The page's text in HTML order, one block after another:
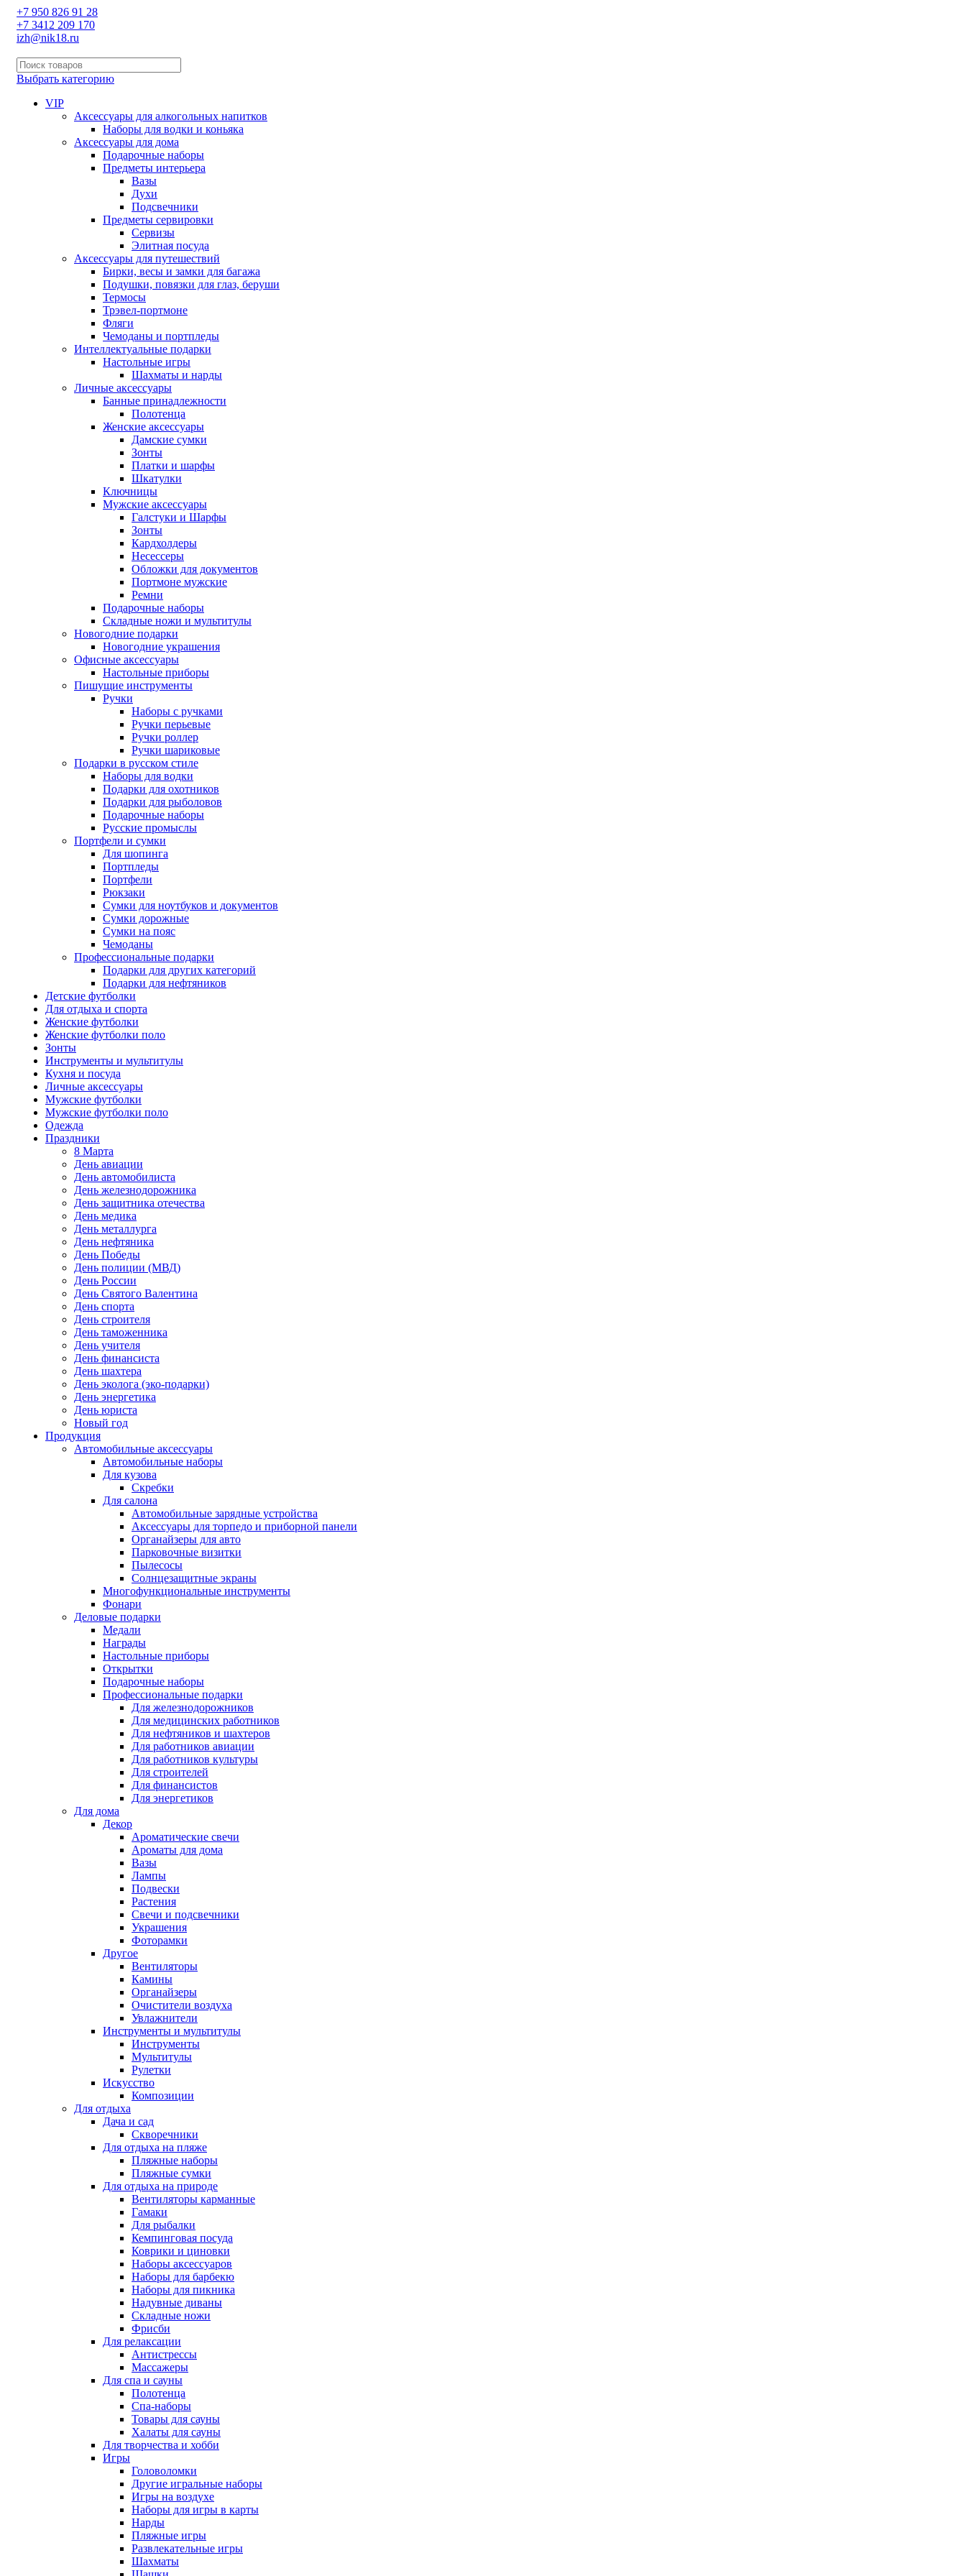
+7 950 826 91 28
+7 3412 209 170
izh@nik18.ru
Выбрать категорию
VIP
Аксессуары для алкогольных напитков
Наборы для водки и коньяка
Аксессуары для дома
Подарочные наборы
Предметы интерьера
Вазы
Духи
Подсвечники
Предметы сервировки
Сервизы
Элитная посуда
Аксессуары для путешествий
Бирки, весы и замки для багажа
Подушки, повязки для глаз, беруши
Термосы
Трэвел-портмоне
Фляги
Чемоданы и портпледы
Интеллектуальные подарки
Настольные игры
Шахматы и нарды
Личные аксессуары
Банные принадлежности
Полотенца
Женские аксессуары
Дамские сумки
Зонты
Платки и шарфы
Шкатулки
Ключницы
Мужские аксессуары
Галстуки и Шарфы
Зонты
Кардхолдеры
Несессеры
Обложки для документов
Портмоне мужские
Ремни
Подарочные наборы
Складные ножи и мультитулы
Новогодние подарки
Новогодние украшения
Офисные аксессуары
Настольные приборы
Пишущие инструменты
Ручки
Наборы с ручками
Ручки перьевые
Ручки роллер
Ручки шариковые
Подарки в русском стиле
Наборы для водки
Подарки для охотников
Подарки для рыболовов
Подарочные наборы
Русские промыслы
Портфели и сумки
Для шопинга
Портпледы
Портфели
Рюкзаки
Сумки для ноутбуков и документов
Сумки дорожные
Сумки на пояс
Чемоданы
Профессиональные подарки
Подарки для других категорий
Подарки для нефтяников
Детские футболки
Для отдыха и спорта
Женские футболки
Женские футболки поло
Зонты
Инструменты и мультитулы
Кухня и посуда
Личные аксессуары
Мужские футболки
Мужские футболки поло
Одежда
Праздники
8 Марта
День авиации
День автомобилиста
День железнодорожника
День защитника отечества
День медика
День металлурга
День нефтяника
День Победы
День полиции (МВД)
День России
День Святого Валентина
День спорта
День строителя
День таможенника
День учителя
День финансиста
День шахтера
День эколога (эко-подарки)
День энергетика
День юриста
Новый год
Продукция
Автомобильные аксессуары
Автомобильные наборы
Для кузова
Скребки
Для салона
Автомобильные зарядные устройства
Аксессуары для торпедо и приборной панели
Органайзеры для авто
Парковочные визитки
Пылесосы
Солнцезащитные экраны
Многофункциональные инструменты
Фонари
Деловые подарки
Медали
Награды
Настольные приборы
Открытки
Подарочные наборы
Профессиональные подарки
Для железнодорожников
Для медицинских работников
Для нефтяников и шахтеров
Для работников авиации
Для работников культуры
Для строителей
Для финансистов
Для энергетиков
Для дома
Декор
Ароматические свечи
Ароматы для дома
Вазы
Лампы
Подвески
Растения
Свечи и подсвечники
Украшения
Фоторамки
Другое
Вентиляторы
Камины
Органайзеры
Очистители воздуха
Увлажнители
Инструменты и мультитулы
Инструменты
Мультитулы
Рулетки
Искусство
Композиции
Для отдыха
Дача и сад
Скворечники
Для отдыха на пляже
Пляжные наборы
Пляжные сумки
Для отдыха на природе
Вентиляторы карманные
Гамаки
Для рыбалки
Кемпинговая посуда
Коврики и циновки
Наборы аксессуаров
Наборы для барбекю
Наборы для пикника
Надувные диваны
Складные ножи
Фрисби
Для релаксации
Антистрессы
Массажеры
Для спа и сауны
Полотенца
Спа-наборы
Товары для сауны
Халаты для сауны
Для творчества и хобби
Игры
Головоломки
Другие игральные наборы
Игры на воздухе
Наборы для игры в карты
Нарды
Пляжные игры
Развлекательные игры
Шахматы